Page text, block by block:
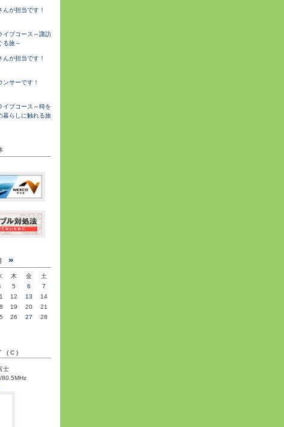
が担当です！
イブコース～諏訪
る旅～
が担当です！
サーです！
イブコース～時を
暮らしに触れる旅
»
木 金
土
5 6
7
12 13
14
19 20
21
26 27
28
(C)
士
80.5MHz